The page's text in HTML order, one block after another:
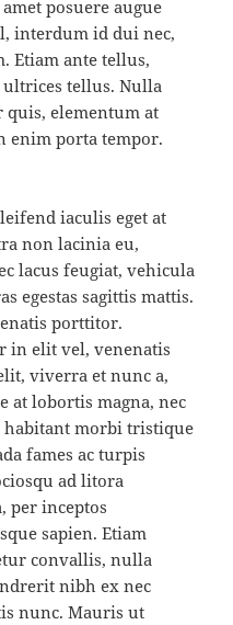
posuere augue
interdum id dui nec,
Etiam ante tellus,
tellus. Nulla
quis, elementum at
enim porta tempor.
iaculis eget at
non lacinia eu,
lacus feugiat, vehicula
egestas sagittis mattis.
porttitor.
in elit vel, venenatis
viverra et nunc a,
at lobortis magna, nec
habitant morbi tristique
fames ac turpis
ad litora
per inceptos
sapien. Etiam
convallis, nulla
nibh ex nec
nunc. Mauris ut